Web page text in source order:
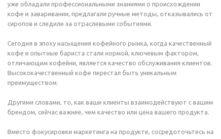
уже обладали профессиональными знаниями о происхождении
кофе и заваривании, предлагали ручные методы, отказывались от
сиропов и следили за отраслевыми событиями.
Сегодня в эпоху насыщения кофейного рынка, когда качественный
кофе и опытные бариста стали нормой, ключевым фактором,
отличающим кофейни, является качество обслуживания клиентов.
Высококачественный кофе перестал быть уникальным
преимуществом.
Другими словами, то, как ваши клиенты взаимодействуют с вашим
брендом, сейчас важнее, чем качество или цена вашего продукта.
Вместо фокусировки маркетинга на продукте, сосредоточьтесь на